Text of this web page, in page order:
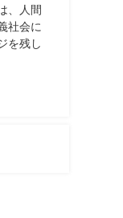
、人間
社会に
を残し